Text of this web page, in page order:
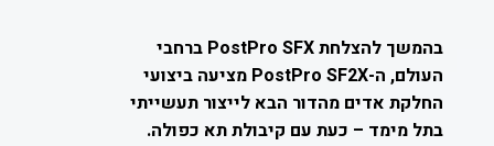
בהמשך להצלחת PostPro SFX ברחבי
העולם, ה-PostPro SF2X מציעה ביצועי
החלקת אדים מהדור הבא לייצור תעשייתי
בתל מימד – כעת עם קיבולת תא כפולה.